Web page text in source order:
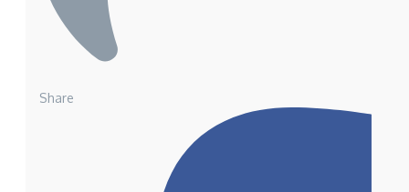
Share